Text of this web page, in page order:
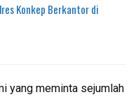
Konkep Berkantor di
yang meminta sejumlah